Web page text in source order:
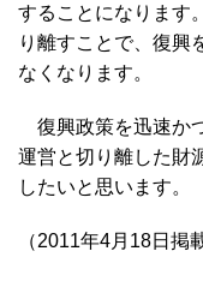
することになります
り離すことで、復興
なくなります。
復興政策を迅速か
運営と切り離した財
したいと思います。
（2011年4月18日掲